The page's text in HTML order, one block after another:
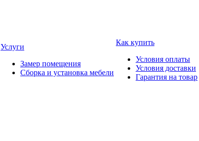
Услуги
Замер помещения
Сборка и установка мебели
Как купить
Условия оплаты
Условия доставки
Гарантия на товар